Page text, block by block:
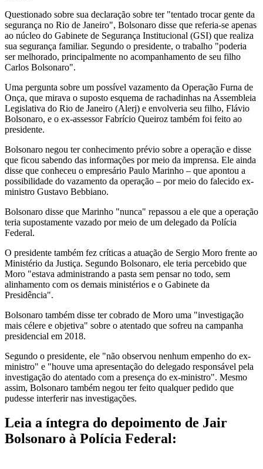
Questionado sobre sua declaração sobre ter "tentado trocar gente da
segurança no Rio de Janeiro", Bolsonaro disse que referia-se apenas
ao núcleo do Gabinete de Segurança Institucional (GSI) que realiza
sua segurança familiar. Segundo o presidente, o trabalho "poderia
ser melhorado, principalmente no acompanhamento de seu filho
Carlos Bolsonaro".
Uma pergunta sobre um possível vazamento da Operação Furna de
Onça, que mirava o suposto esquema de rachadinhas na Assembleia
Legislativa do Rio de Janeiro (Alerj) e envolveria seu filho, Flávio
Bolsonaro, e o ex-assessor Fabrício Queiroz também foi feito ao
presidente.
Bolsonaro negou ter conhecimento prévio sobre a operação e disse
que ficou sabendo das informações por meio da imprensa. Ele ainda
disse que conheceu o empresário Paulo Marinho – que apontou a
possibilidade do vazamento da operação – por meio do falecido ex-
ministro Gustavo Bebbiano.
Bolsonaro disse que Marinho "nunca" repassou a ele que a operação
teria supostamente vazado por meio de um delegado da Polícia
Federal.
O presidente também fez críticas a atuação de Sergio Moro frente ao
Ministério da Justiça. Segundo Bolsonaro, ele teria percebido que
Moro "estava administrando a pasta sem pensar no todo, sem
alinhamento com os demais ministérios e o Gabinete da
Presidência".
Bolsonaro também disse ter cobrado de Moro uma "investigação
mais célere e objetiva" sobre o atentado que sofreu na campanha
presidencial em 2018.
Segundo o presidente, ele "não observou nenhum empenho do ex-
ministro" e "houve uma apresentação do delegado responsável pela
investigação do atentado com a presença do ex-ministro". Mesmo
assim, Bolsonaro também negou ter feito qualquer pedido que
pudesse interferir nas investigações.
Leia a íntegra do depoimento de Jair
Bolsonaro à Polícia Federal: